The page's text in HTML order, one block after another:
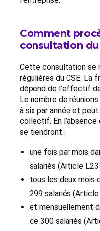
Comment
consultation du
Cette consultation se
régulières du CSE. La
dépend de l’effectif
Le nombre de
à six par année et
collectif. En l’absence
se tiendront :
une fois par mois
salariés (Article
tous les deux mois
299 salariés
et mensuellement
de 300 salariés